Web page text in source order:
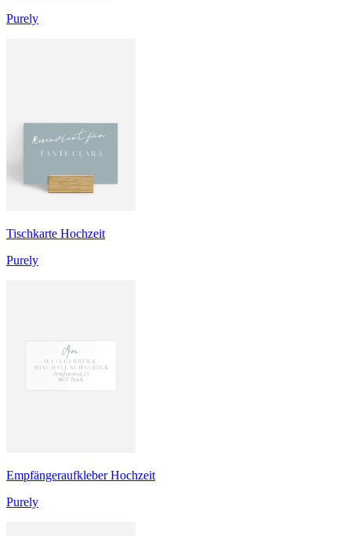
Purely
Tischkarte Hochzeit
Purely
Empfängeraufkleber Hochzeit
Purely